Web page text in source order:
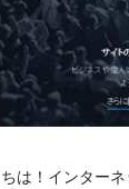
は！インター